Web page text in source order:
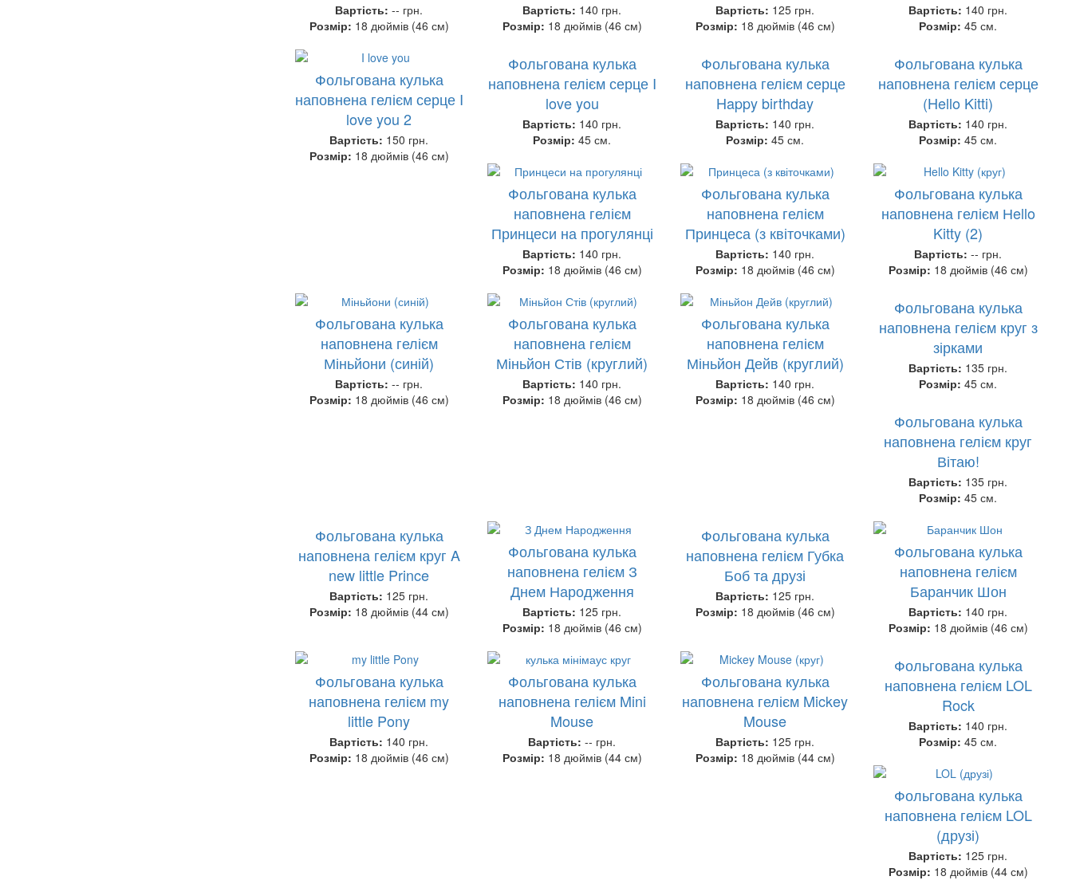
Вартість:-- грн.
Розмір: 18 дюймів (46 см)
Вартість: 140 грн.
Розмір: 18 дюймів (46 см)
Вартість: 125 грн.
Розмір: 18 дюймів (46 см)
Вартість: 140 грн.
Розмір:45 см.
Фольгована кулька
наповнена гелієм серце I
love you 2
Вартість: 150 грн.
Розмір: 18 дюймів (46 см)
Фольгована кулька
наповнена гелієм серце I
love you
Вартість: 140 грн.
Розмір:45 см.
Фольгована кулька
наповнена гелієм серце
Happy birthday
Вартість: 140 грн.
Розмір:45 см.
Фольгована кулька
наповнена гелієм серце
(Hello Kitti)
Вартість: 140 грн.
Розмір:45 см.
Фольгована кулька
наповнена гелієм
Принцеси на прогулянці
Вартість: 140 грн.
Розмір: 18 дюймів (46 см)
Фольгована кулька
наповнена гелієм
Принцеса (з квіточками)
Вартість: 140 грн.
Розмір: 18 дюймів (46 см)
Фольгована кулька
наповнена гелієм Нello
Kitty (2)
Вартість:-- грн.
Розмір: 18 дюймів (46 см)
Фольгована кулька
наповнена гелієм
Міньйони (синій)
Вартість:-- грн.
Розмір: 18 дюймів (46 см)
Фольгована кулька
наповнена гелієм
Міньйон Стів (круглий)
Вартість: 140 грн.
Розмір: 18 дюймів (46 см)
Фольгована кулька
наповнена гелієм
Міньйон Дейв (круглий)
Вартість: 140 грн.
Розмір: 18 дюймів (46 см)
Фольгована кулька
наповнена гелієм круг з
зірками
Вартість: 135 грн.
Розмір:45 см.
Фольгована кулька
наповнена гелієм круг
Вітаю!
Вартість: 135 грн.
Розмір:45 см.
Фольгована кулька
наповнена гелієм круг A
new little Prince
Вартість: 125 грн.
Розмір: 18 дюймів (44 см)
Фольгована кулька
наповнена гелієм З
Днем Народження
Вартість: 125 грн.
Розмір: 18 дюймів (46 см)
Фольгована кулька
наповнена гелієм Губка
Боб та друзі
Вартість: 125 грн.
Розмір: 18 дюймів (46 см)
Фольгована кулька
наповнена гелієм
Баранчик Шон
Вартість: 140 грн.
Розмір: 18 дюймів (46 см)
Фольгована кулька
наповнена гелієм my
little Pony
Вартість: 140 грн.
Розмір: 18 дюймів (46 см)
Фольгована кулька
наповнена гелієм Mini
Mouse
Вартість:-- грн.
Розмір: 18 дюймів (44 см)
Фольгована кулька
наповнена гелієм Mickey
Mouse
Вартість: 125 грн.
Розмір: 18 дюймів (44 см)
Фольгована кулька
наповнена гелієм LOL
Rock
Вартість: 140 грн.
Розмір:45 см.
Фольгована кулька
наповнена гелієм LOL
(друзі)
Вартість: 125 грн.
Розмір: 18 дюймів (44 см)